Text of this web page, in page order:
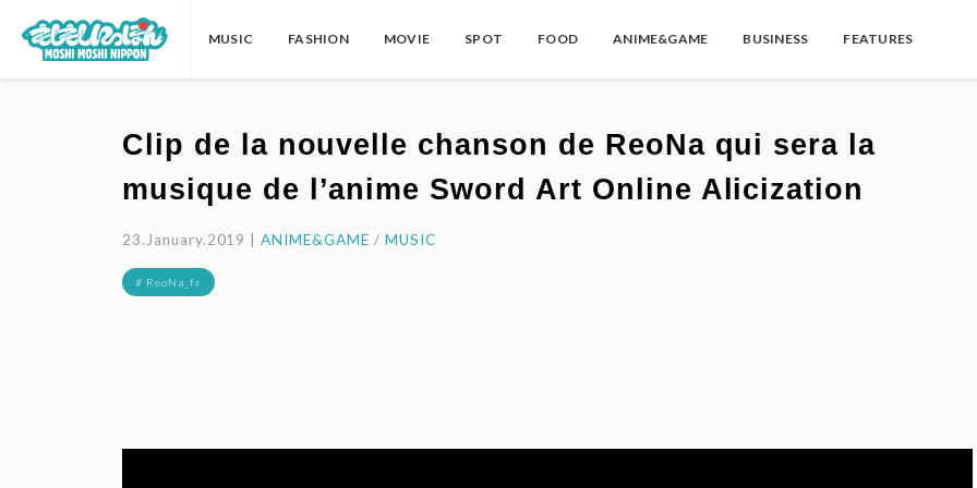
MUSIC FASHION MOVIE SPOT FOOD ANIME&GAME BUSINESS FEATURES
Clip de la nouvelle chanson de ReoNa qui sera la
musique de l’anime Sword Art Online Alicization
23.January.2019 |ANIME&GAME / MUSIC
# ReoNa_fr